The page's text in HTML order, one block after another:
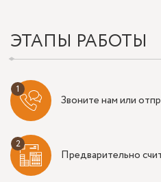
ЭТАПЫ РАБОТЫ
Звоните нам или
Предварительно